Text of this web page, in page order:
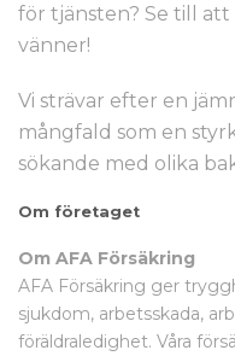
för tjänsten? Se till att
vänner!
Vi strävar efter en
mångfald som en
sökande med olika
Om företaget
Om AFA Försäkring
AFA Försäkring ger
sjukdom, arbetsskada,
föräldraledighet. Våra